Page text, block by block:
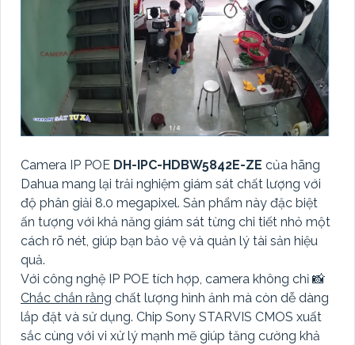
Camera IP POE DH-IPC-HDBW5842E-ZE của hãng
Dahua mang lại trải nghiệm giám sát chất lượng với
độ phân giải 8.0 megapixel. Sản phẩm này đặc biệt
ấn tượng với khả năng giám sát từng chi tiết nhỏ một
cách rõ nét, giúp bạn bảo vệ và quản lý tài sản hiệu
quả.
Với công nghệ IP POE tích hợp, camera không chỉ 📸
Chắc chắn rằng chất lượng hình ảnh mà còn dễ dàng
lắp đặt và sử dụng. Chip Sony STARVIS CMOS xuất
sắc cùng với vi xử lý mạnh mẽ giúp tăng cường khả